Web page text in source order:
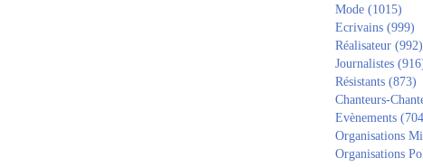
Mode (1015)
Ecrivains (999)
Réalisateur (992)
Journalistes
Résistants (873)
Chanteurs-
Evènements
Organisations
Organisations